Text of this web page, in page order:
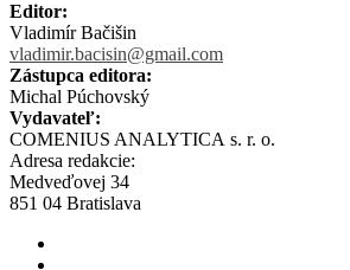
Editor:
Vladimír Bačišin
vladimir.bacisin@gmail.com
Zástupca editora:
Michal Púchovský
Vydavateľ:
COMENIUS ANALYTICA s. r. o.
Adresa redakcie:
Medveďovej 34
851 04 Bratislava